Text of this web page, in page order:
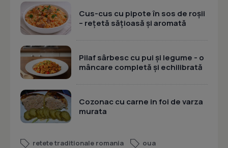
Cus-cus cu pipote în sos de roșii
– rețetă sățioasă și aromată
Pilaf sârbesc cu pui și legume - o
mâncare completă și echilibrată
Cozonac cu carne in foi de varza
murata
retete traditionale romania
oua